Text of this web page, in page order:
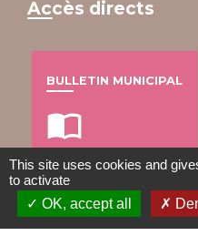
Accès directs
BULLETIN MUNICIPAL
import_contacts
TRAVAUX EN COURS
This site uses cookies and
to activate
OK, accept all